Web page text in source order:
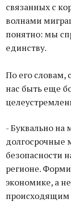
связанных с
волнами
понятно: мы
единству.
По его словам,
нас быть еще
- Буквально на
долгосрочные
безопасности
регионе.
экономике, а